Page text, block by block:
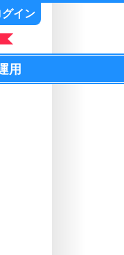
グイン
用